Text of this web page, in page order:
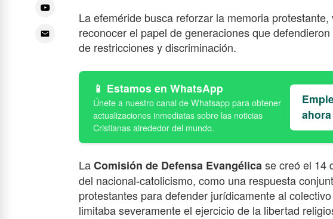
La efeméride busca reforzar la memoria
reconocer el papel de generaciones que
de restricciones y discriminación.
Estamos en WhatsApp
ahora
LaComisión de Defensa Evangélicase creó el 14
del nacional-catolicismo, como una respuesta
protestantes para defender jurídicamente al
limitaba severamente el ejercicio de la libertad